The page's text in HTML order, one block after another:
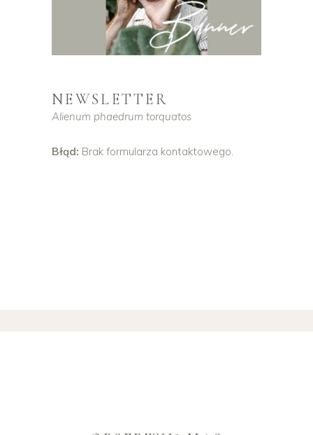
NEWSLETTER
Alienum phaedrum torquatos
Błąd: Brak formularza kontaktowego.